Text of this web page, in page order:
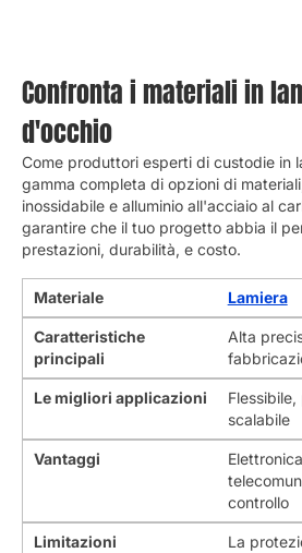
Confronta i materiali in
d'occhio
Come produttori esperti di custodie in
gamma completa di opzioni di
inossidabile e alluminio all'acciaio al
garantire che il tuo progetto abbia il
prestazioni, durabilità, e costo.
Materiale Lamiera
Caratteristiche
principali
Alta
Le migliori applicazioni
scalabile
Vantaggi
controllo
Limitazioni
La